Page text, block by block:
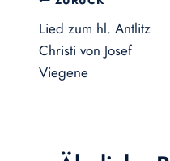
Lied zum hl. Antlitz
Christi von Josef
Viegene